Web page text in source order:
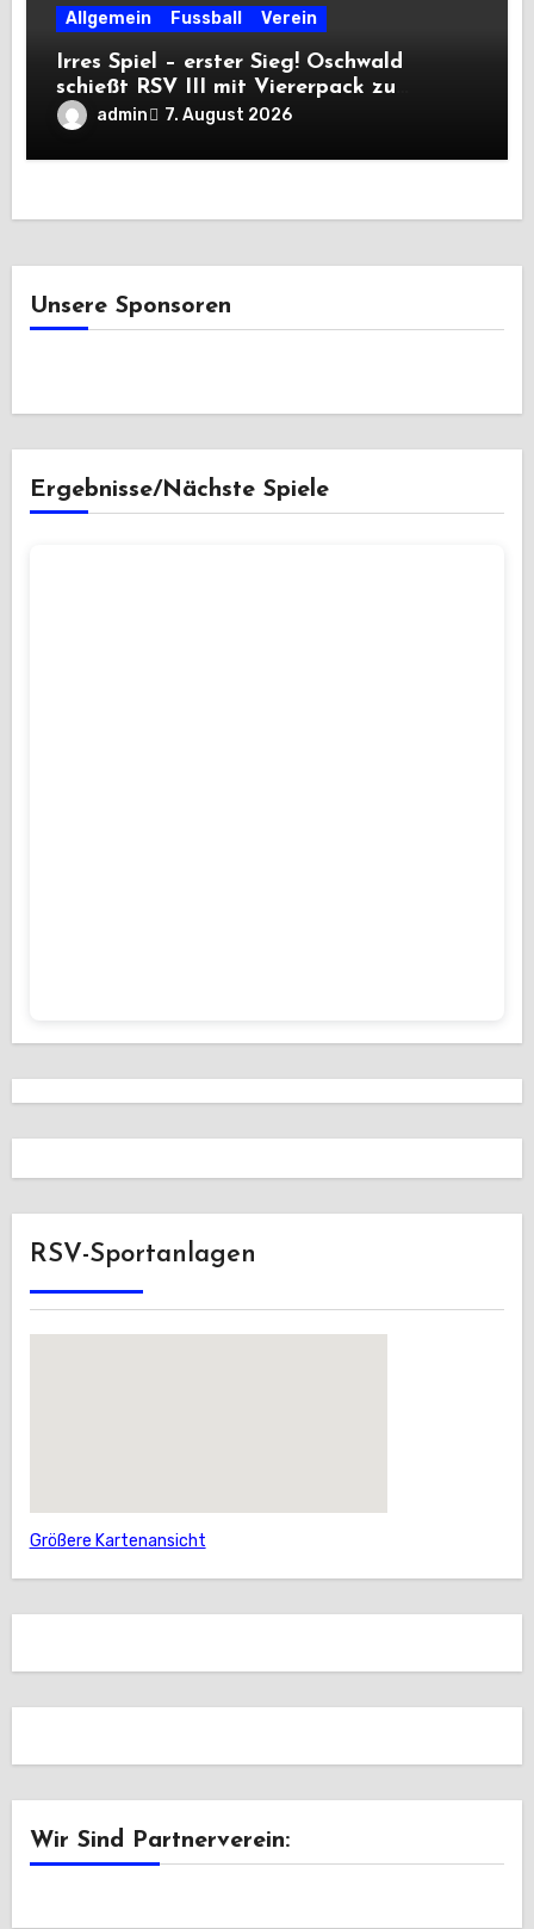
Allgemein Fussball Verein
Irres Spiel – erster Sieg! Oschwald
schießt RSV III mit Viererpack zu
Premiere
admin 7. August 2026
Unsere Sponsoren
Ergebnisse/Nächste Spiele
RSV-Sportanlagen
Größere Kartenansicht
Wir Sind Partnerverein: